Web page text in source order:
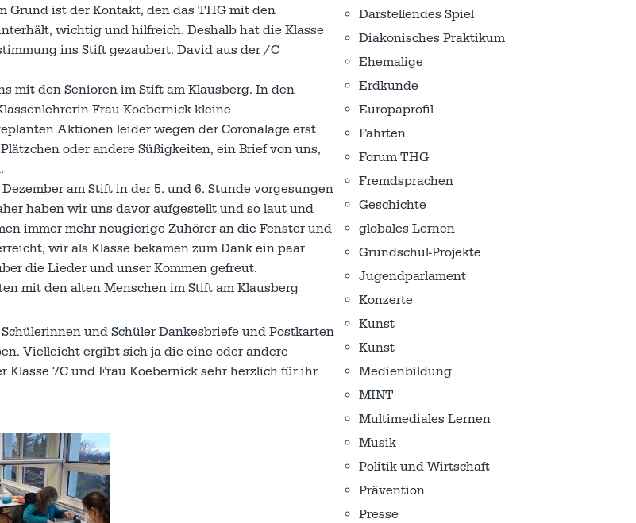
Grund ist der Kontakt, den das THG mit den
wichtig und hilfreich. Deshalb hat die Klasse
ins Stift gezaubert. David aus der /C
mit den Senioren im Stift am Klausberg. In den
Frau Koebernick kleine
Aktionen leider wegen der Coronalage erst
oder andere Süßigkeiten, ein Brief von uns,
am Stift in der 5. und 6. Stunde vorgesungen
haben wir uns davor aufgestellt und so laut und
immer mehr neugierige Zuhörer an die Fenster und
wir als Klasse bekamen zum Dank ein paar
die Lieder und unser Kommen gefreut.
mit den alten Menschen im Stift am Klausberg
und Schüler Dankesbriefe und Postkarten
Vielleicht ergibt sich ja die eine oder andere
7C und Frau Koebernick sehr herzlich für ihr
Darstellendes Spiel
Diakonisches Praktikum
Ehemalige
Erdkunde
Europaprofil
Fahrten
Forum THG
Fremdsprachen
Geschichte
globales Lernen
Grundschul-Projekte
Jugendparlament
Konzerte
Kunst
Kunst
Medienbildung
MINT
Multimediales Lernen
Musik
Politik und Wirtschaft
Prävention
Presse